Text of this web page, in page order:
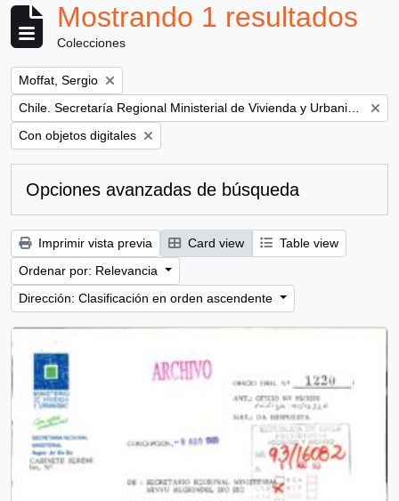
Mostrando 1 resultados
Colecciones
Remove filter:
Moffat, Sergio
Remove filter:
Remove filter:
Con objetos digitales
Opciones avanzadas de búsqueda
Imprimir vista previa Card view
Table view
Ordenar por: Relevancia
Dirección: Clasificación en orden ascendente